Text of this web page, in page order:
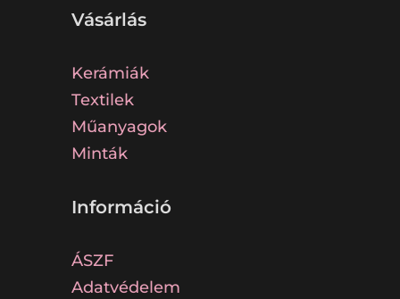
Vásárlás
Kerámiák
Textilek
Műanyagok
Minták
Információ
ÁSZF
Adatvédelem